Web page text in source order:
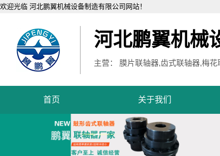
欢迎光临 河北鹏翼机械设备制造有限公司网站！
河北鹏翼机械
主营： 膜片联轴器,齿式联轴器,梅
首页 关于我们